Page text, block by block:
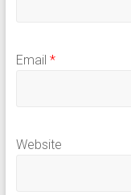
Email *
Website